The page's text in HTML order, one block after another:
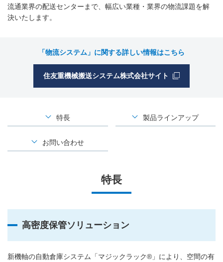
流通業界の配送センターまで、幅広い業種・業界の物流課題を解
決いたします。
「物流システム」に関する詳しい情報はこちら
住友重機械搬送システム株式会社サイト
特長 製品ラインアップ
お問い合わせ
特長
高密度保管ソリューション
新機軸の自動倉庫システム「マジックラック®」により、空間の有